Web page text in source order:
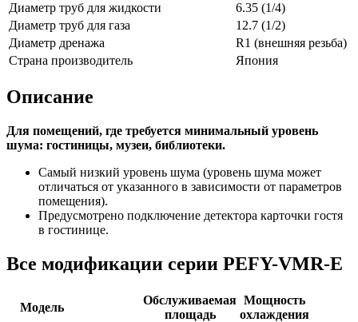
Диаметр труб для жидкости
6.35 (1/4)
Диаметр труб для газа
12.7 (1/2)
Диаметр дренажа
R1 (внешняя резьба)
Страна производитель
Япония
Описание
Для помещений, где требуется минимальный уровень
шума: гостиницы, музеи, библиотеки.
Самый низкий уровень шума (уровень шума может
отличаться от указанного в зависимости от параметров
помещения).
Предусмотрено подключение детектора карточки гостя
в гостинице.
Все модификации серии PEFY-VMR-E
Модель
Обслуживаемая
площадь
Мощность
охлаждения